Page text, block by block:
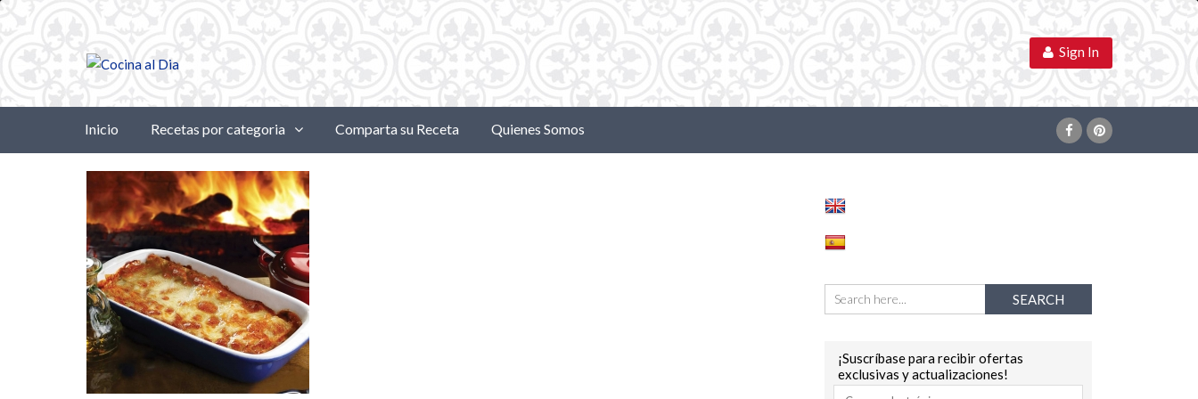
Sign In
Inicio Recetas por categoria Comparta su Receta Quienes Somos
¡Suscríbase para recibir ofertas
exclusivas y actualizaciones!